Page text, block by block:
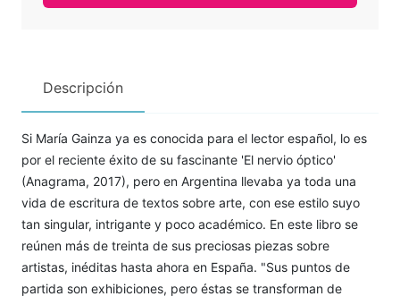
Descripción
Si María Gainza ya es conocida para el lector español, lo es
por el reciente éxito de su fascinante 'El nervio óptico'
(Anagrama, 2017), pero en Argentina llevaba ya toda una
vida de escritura de textos sobre arte, con ese estilo suyo
tan singular, intrigante y poco académico. En este libro se
reúnen más de treinta de sus preciosas piezas sobre
artistas, inéditas hasta ahora en España. "Sus puntos de
partida son exhibiciones, pero éstas se transforman de